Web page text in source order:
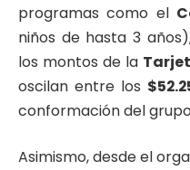
programas como el
niños de hasta 3
los montos de la
oscilan entre los
conformación del
Asimismo, desde el